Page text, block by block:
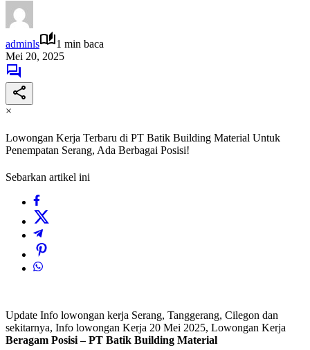
adminls
1 min baca
Mei 20, 2025
×
Lowongan Kerja Terbaru di PT Batik Building Material Untuk
Penempatan Serang, Ada Berbagai Posisi!
Sebarkan artikel ini
Update Info lowongan kerja Serang, Tanggerang, Cilegon dan
sekitarnya, Info lowongan Kerja 20 Mei 2025, Lowongan Kerja
Beragam Posisi – PT Batik Building Material